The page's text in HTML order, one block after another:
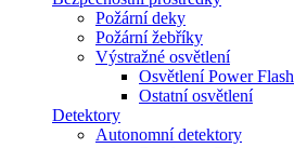
Požární deky
Požární žebříky
Výstražné osvětlení
Osvětlení Power Flash
Ostatní osvětlení
Detektory
Autonomní detektory